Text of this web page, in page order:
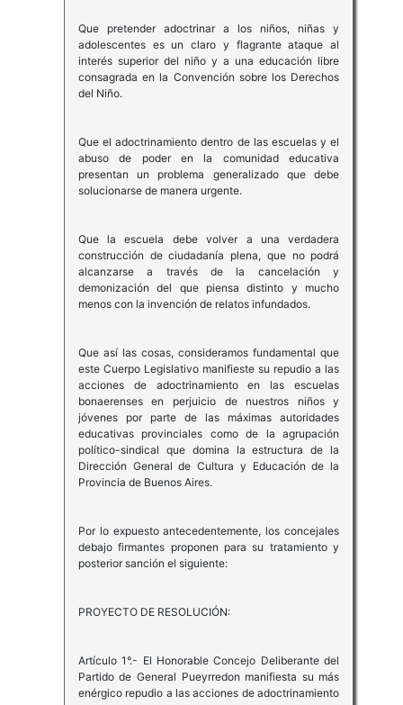
Que pretender adoctrinar a los niños, niñas y
adolescentes es un claro y flagrante ataque al
interés superior del niño y a una educación libre
consagrada en la Convención sobre los Derechos
del Niño.
Que el adoctrinamiento dentro de las escuelas y el
abuso de poder en la comunidad educativa
presentan un problema generalizado que debe
solucionarse de manera urgente.
Que la escuela debe volver a una verdadera
construcción de ciudadanía plena, que no podrá
alcanzarse a través de la cancelación y
demonización del que piensa distinto y mucho
menos con la invención de relatos infundados.
Que así las cosas, consideramos fundamental que
este Cuerpo Legislativo manifieste su repudio a las
acciones de adoctrinamiento en las escuelas
bonaerenses en perjuicio de nuestros niños y
jóvenes por parte de las máximas autoridades
educativas provinciales como de la agrupación
político-sindical que domina la estructura de la
Dirección General de Cultura y Educación de la
Provincia de Buenos Aires.
Por lo expuesto antecedentemente, los concejales
debajo firmantes proponen para su tratamiento y
posterior sanción el siguiente:
PROYECTO DE RESOLUCIÓN:
Artículo 1°.- El Honorable Concejo Deliberante del
Partido de General Pueyrredon manifiesta su más
enérgico repudio a las acciones de adoctrinamiento